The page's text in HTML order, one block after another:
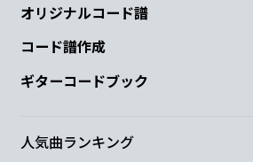
オリジナルコード譜
コード譜作成
ギターコードブック
人気曲ランキング